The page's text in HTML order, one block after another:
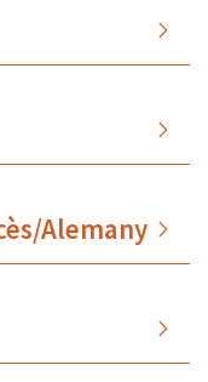
Alemany